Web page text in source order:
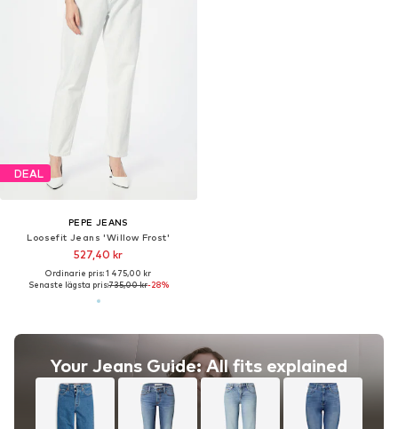
DEAL
PEPE JEANS
Loosefit Jeans 'Willow Frost'
527,40 kr
Ordinarie pris: 1 475,00 kr
Senaste lägsta pris:735,00 kr-28%
Your Jeans Guide: All fits explained